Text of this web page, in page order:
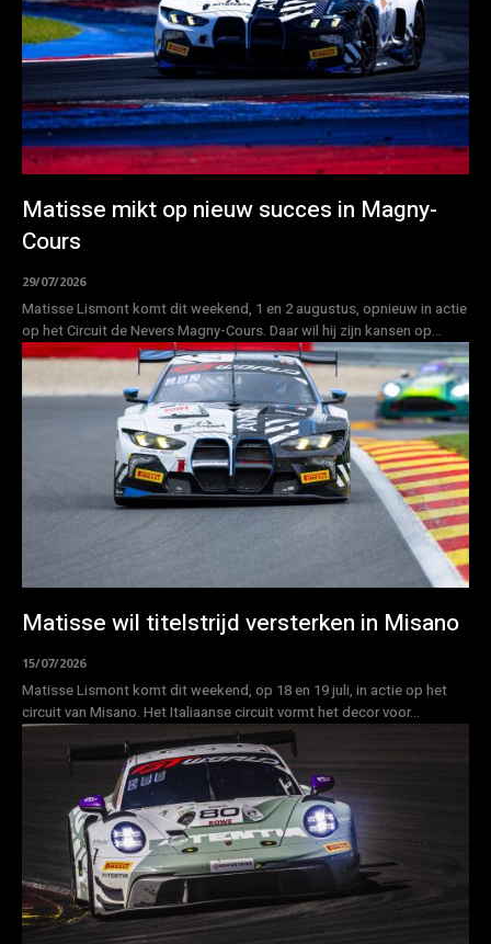
Matisse mikt op nieuw succes in Magny-
Cours
29/07/2026
Matisse Lismont komt dit weekend, 1 en 2 augustus, opnieuw in actie
op het Circuit de Nevers Magny-Cours. Daar wil hij zijn kansen op...
Matisse wil titelstrijd versterken in Misano
15/07/2026
Matisse Lismont komt dit weekend, op 18 en 19 juli, in actie op het
circuit van Misano. Het Italiaanse circuit vormt het decor voor...